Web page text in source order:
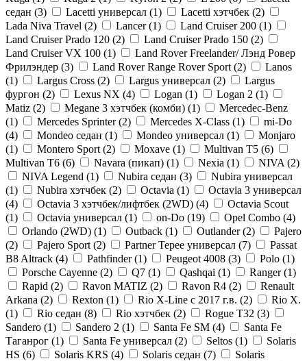
седан (3) Lacetti универсал (1) Lacetti хэтчбек (2)
Lada Niva Travel (2) Lancer (1) Land Cruiser 200 (1)
Land Cruiser Prado 120 (2) Land Cruiser Prado 150 (2)
Land Cruiser VX 100 (1)
Land Rover Freelander/ Лэнд Ровер
Фрилэндер (3) Land Rover Range Rover Sport (2)
Lanos
(1) Largus Cross (2) Largus универсал (2)
Largus
фургон (2) Lexus NX (4) Logan (1) Logan 2 (1)
Matiz (2) Megane 3 хэтчбек (комби) (1)
Mercedec-Benz
(1) Mercedes Sprinter (2) Mercedes X-Class (1)
mi-Do
(4) Mondeo седан (1) Mondeo универсал (1)
Monjaro
(1) Montero Sport (2) Moxave (1) Multivan T5 (6)
Multivan T6 (6) Navara (пикап) (1) Nexia (1) NIVA (2)
NIVA Legend (1) Nubira седан (3)
Nubira универсал
(1) Nubira хэтчбек (2) Octavia (1)
Octavia 3 универсал
(4) Octavia 3 хэтчбек/лифтбек (2WD) (4)
Octavia Scout
(1) Octavia универсал (1) on-Do (19) Opel Combo (4)
Orlando (2WD) (1) Outback (1) Outlander (2)
Pajero
(2) Pajero Sport (2) Partner Tepee универсал (7)
Passat
B8 Altrack (4) Pathfinder (1) Peugeot 4008 (3) Polo (1)
Porsche Cayenne (2) Q7 (1) Qashqai (1) Ranger (1)
Rapid (2) Ravon MATIZ (2) Ravon R4 (2)
Renault
Arkana (2) Rexton (1) Rio X-Line c 2017 г.в. (2)
Rio X.
(1) Rio седан (8) Rio хэтчбек (2) Rogue T32 (3)
Sandero (1) Sandero 2 (1) Santa Fe SM (4)
Santa Fe
Таганрог (1) Santa Fe универсал (2) Seltos (1)
Solaris
HS (6) Solaris KRS (4) Solaris седан (7)
Solaris